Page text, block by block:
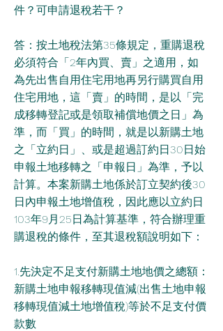
件？可申請退稅若干？
答：按土地稅法第35條規定，重購退稅
必須符合「2年內買、賣」之適用，如
為先出售自用住宅用地再另行購買自用
住宅用地，這「賣」的時間，是以「完
成移轉登記或是領取補償地價之日」為
準，而「買」的時間，就是以新購土地
之「立約日」、或是超過訂約日30日始
申報土地移轉之「申報日」為準，予以
計算。本案新購土地係於訂立契約後30
日內申報土地增值稅，因此應以立約日
103年9月25日為計算基準，符合辦理重
購退稅的條件，至其退稅額說明如下：
1.先決定不足支付新購土地地價之總額：
新購土地申報移轉現值減(出售土地申報
移轉現值減土地增值稅)等於不足支付價
款數